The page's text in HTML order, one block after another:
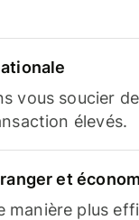
vous soucier
élevés.
et
manière plus